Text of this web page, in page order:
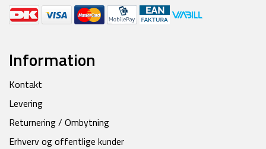
Information
Kontakt
Levering
Returnering / Ombytning
Erhverv og offentlige kunder